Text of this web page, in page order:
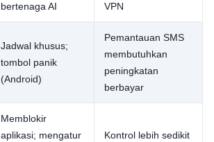
bertenaga AI
VPN
Jadwal khusus;
tombol panik
(Android)
Pemantauan SMS
membutuhkan
peningkatan
berbayar
Memblokir
aplikasi; mengatur
Kontrol lebih sedikit